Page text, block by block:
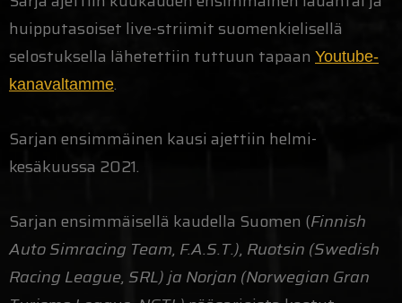
huipputasoiset live-striimit suomenkielisellä
selostuksella lähetettiin tuttuun tapaan Youtube-
kanavaltamme.
Sarjan ensimmäinen kausi ajettiin helmi-
kesäkuussa 2021.
Sarjan ensimmäisellä kaudella Suomen (Finnish
Auto Simracing Team, F.A.S.T.), Ruotsin (Swedish
Racing League, SRL) ja Norjan (Norwegian Gran